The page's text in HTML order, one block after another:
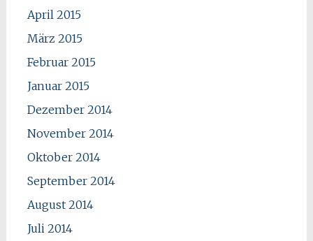
April 2015
März 2015
Februar 2015
Januar 2015
Dezember 2014
November 2014
Oktober 2014
September 2014
August 2014
Juli 2014